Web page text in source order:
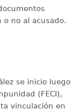
o no al acusado.
se inicio luego
(FECI),
vinculación en